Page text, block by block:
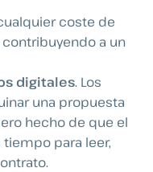
coste de
a un
digitales. Los
una propuesta
hecho de que el
para leer,